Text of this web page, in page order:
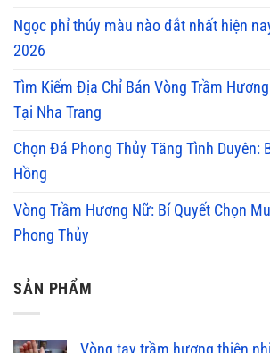
Ngọc phỉ thúy màu nào đắt nhất hiện
2026
Tìm Kiếm Địa Chỉ Bán Vòng Trầm
Tại Nha Trang
Chọn Đá Phong Thủy Tăng Tình Duyên:
Hồng
Vòng Trầm Hương Nữ: Bí Quyết Chọn
Phong Thủy
SẢN PHẨM
Vòng tay trầm hương thiên